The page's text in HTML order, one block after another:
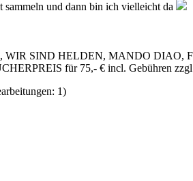
und dann bin ich vielleicht da
WIR SIND HELDEN, MANDO DIAO,
für 75,- € incl. Gebühren
1)